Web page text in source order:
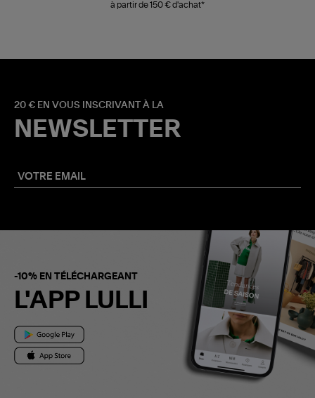
à partir de 150 € d'achat*
20 € EN VOUS INSCRIVANT À LA
NEWSLETTER
-10% EN TÉLÉCHARGEANT
L'APP LULLI